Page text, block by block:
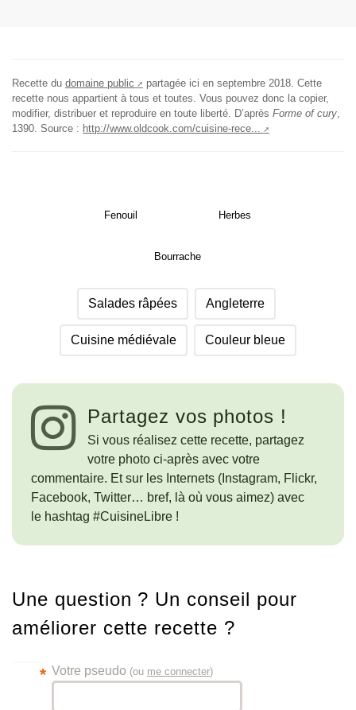
Recette du domaine public partagée ici en septembre 2018 . Cette
recette nous appartient à tous et toutes. Vous pouvez donc la copier,
modifier, distribuer et reproduire en toute liberté. D’après Forme of cury
1390. Source : http://www.oldcook.com/cuisine-rece...
Fenouil Herbes
Bourrache
Salades râpées Angleterre
Cuisine médiévale Couleur bleue
Partagez vos photos !
Si vous réalisez cette recette, partagez
votre photo ci-après avec votre
commentaire. Et sur les Internets (Instagram, Flickr,
Facebook, Twitter… bref, là où vous aimez) avec
le hashtag #CuisineLibre !
Une question ? Un conseil pour
améliorer cette recette ?
Votre pseudo
* (ou me connecter)